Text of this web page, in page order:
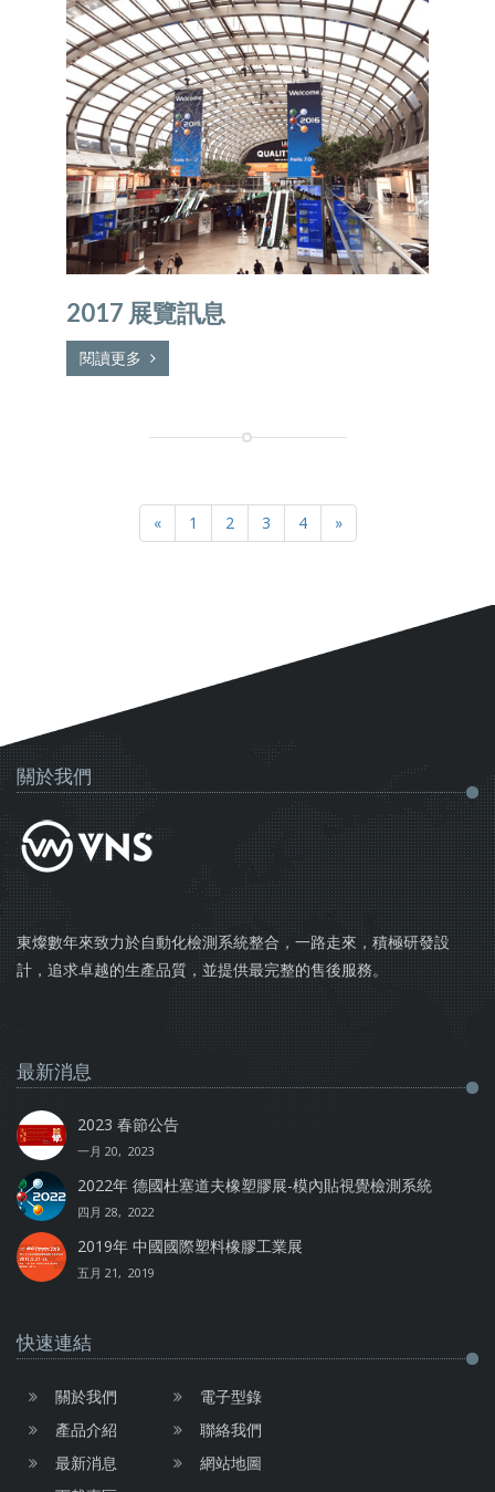
2017 展覽訊息
閱讀更多
« 1 2 3 4 »
關於我們
東燦數年來致力於自動化檢測系統整合，一路走來，積極研發設
計，追求卓越的生產品質，並提供最完整的售後服務。
最新消息
2023 春節公告
一月 20, 2023
2022年 德國杜塞道夫橡塑膠展-模內貼視覺檢測系統
四月 28, 2022
2019年 中國國際塑料橡膠工業展
五月 21, 2019
快速連結
關於我們
產品介紹
最新消息
電子型錄
聯絡我們
網站地圖